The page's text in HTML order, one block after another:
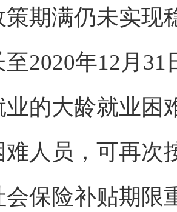
策期满仍未实现
至2020年12月
业的大龄就业困
难人员，可再次
会保险补贴期限